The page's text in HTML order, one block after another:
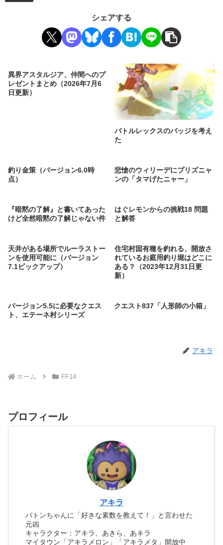
シェアする
異界アスタルジア、仲間へのプ
レゼントまとめ（2026年7月6
日更新）
バトルレックスのバッジを考え
た
釣り金策（バージョン6.0時
点）
悲愴のウィリーデにプリズニャ
ンの「タマげたニャー」
『暗黙の了解』と書いてあった
けど全然暗黙の了解じゃない件
はぐレモンからの挑戦18 問題
と解答
天井がある場所でルーラストー
ンを使用可能に（バージョン
7.1ピックアップ）
住宅村固有種を釣れる、開放さ
れているお庭用釣り堀はどこに
ある？（2023年12月31日更
新）
バージョン5.5に必要なクエス
ト、エテーネ村シリーズ
クエスト837「人形師の小箱」
アキラ
ホーム FF14
プロフィール
アキラ
バトンちゃんに「好きな素数を教えて！」と言わせた
元凶
キャラクター：アキラ、あきら、あキラ
マイタウン「アキラメロン」「アキラメタ」開放中